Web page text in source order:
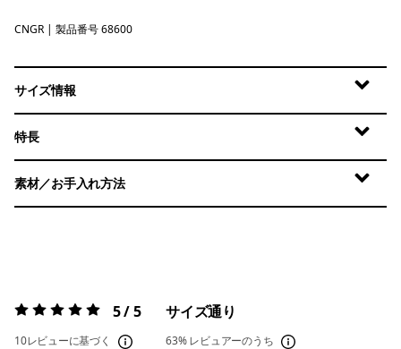
Canopy Green
CNGR | 製品番号 68600
サイズ情報
特長
素材／お手入れ方法
評価:5 / 5 5 / 5
10レビューに基づく
サイズ通り
63%レビュアーのうち